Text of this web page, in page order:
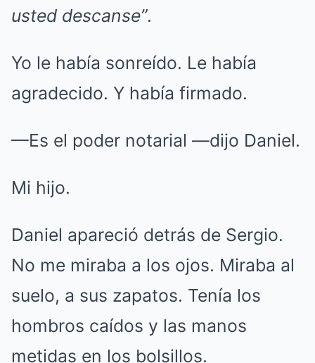
usted descanse”.
Yo le había sonreído. Le había
agradecido. Y había firmado.
—Es el poder notarial —dijo Daniel.
Mi hijo.
Daniel apareció detrás de Sergio.
No me miraba a los ojos. Miraba al
suelo, a sus zapatos. Tenía los
hombros caídos y las manos
metidas en los bolsillos.